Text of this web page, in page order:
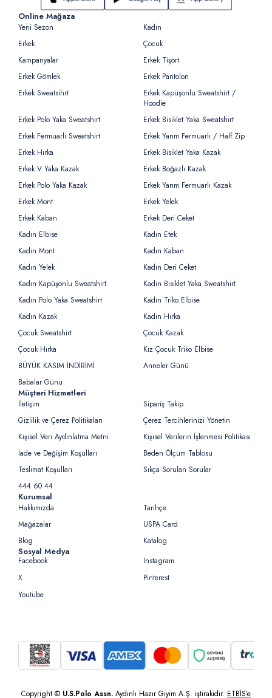
Online Mağaza
Yeni Sezon
Kadın
Erkek
Çocuk
Kampanyalar
Erkek Tişört
Erkek Gömlek
Erkek Pantolon
Erkek Sweatsihrt
Erkek Kapüşonlu Sweatshirt /
Hoodie
Erkek Polo Yaka Sweatshirt
Erkek Bisiklet Yaka Sweatshirt
Erkek Fermuarlı Sweatshirt
Erkek Yarım Fermuarlı / Half Zip
Erkek Hırka
Erkek Bisiklet Yaka Kazak
Erkek V Yaka Kazak
Erkek Boğazlı Kazak
Erkek Polo Yaka Kazak
Erkek Yarım Fermuarlı Kazak
Erkek Mont
Erkek Yelek
Erkek Kaban
Erkek Deri Ceket
Kadın Elbise
Kadın Etek
Kadın Mont
Kadın Kaban
Kadın Yelek
Kadın Deri Ceket
Kadın Kapüşonlu Sweatshirt
Kadın Bisiklet Yaka Sweatshirt
Kadın Polo Yaka Sweatshirt
Kadın Triko Elbise
Kadın Kazak
Kadın Hırka
Çocuk Sweatshirt
Çocuk Kazak
Çocuk Hırka
Kız Çocuk Triko Elbise
BÜYÜK KASIM İNDİRİMİ
Anneler Günü
Babalar Günü
Müşteri Hizmetleri
İletişim
Sipariş Takip
Gizlilik ve Çerez Politikaları
Çerez Tercihlerinizi Yönetin
Kişisel Veri Aydınlatma Metni
Kişisel Verilerin İşlenmesi Politikası
İade ve Değişim Koşulları
Beden Ölçüm Tablosu
Teslimat Koşulları
Sıkça Sorulan Sorular
444 60 44
Kurumsal
Hakkımızda
Tarihçe
Mağazalar
USPA Card
Blog
Katalog
Sosyal Medya
Facebook
Instagram
X
Pinterest
Youtube
Copyright © U.S.Polo Assn. Aydınlı Hazır Giyim A.Ş. iştirakidir. ETBİS’e